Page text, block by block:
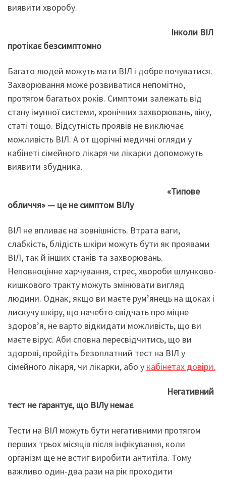
виявити хворобу.
Інколи ВІЛ
протікає безсимптомно
Багато людей можуть мати ВІЛ і добре почуватися.
Захворювання може розвиватися непомітно,
протягом багатьох років. Симптоми залежать від
стану імунної системи, хронічних захворювань, віку,
статі тощо. Відсутність проявів не виключає
можливість ВІЛ. А от щорічні медичні огляди у
кабінеті сімейного лікаря чи лікарки допоможуть
виявити збудника.
«Типове
обличчя» — це не симптом ВІЛу
ВІЛ не впливає на зовнішність. Втрата ваги,
слабкість, блідість шкіри можуть бути як проявами
ВІЛ, так й інших станів та захворювань.
Неповноцінне харчування, стрес, хвороби шлунково-
кишкового тракту можуть змінювати вигляд
людини. Однак, якщо ви маєте рум’янець на щоках і
лискучу шкіру, що начебто свідчать про міцне
здоров’я, не варто відкидати можливість, що ви
маєте вірус. Аби сповна пересвідчитись, що ви
здорові, пройдіть безоплатний тест на ВІЛ у
сімейного лікаря, чи лікарки, або у кабінетах довіри.
Негативний
тест не гарантує, що ВІЛу немає
Тести на ВІЛ можуть бути негативними протягом
перших трьох місяців після інфікування, коли
організм ще не встиг виробити антитіла. Тому
важливо один-два рази на рік проходити